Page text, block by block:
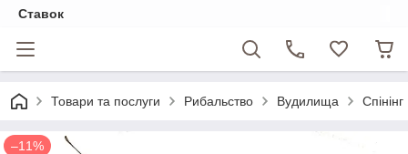
Ставок
Товари та послуги Рибальство Вудилища
–11%